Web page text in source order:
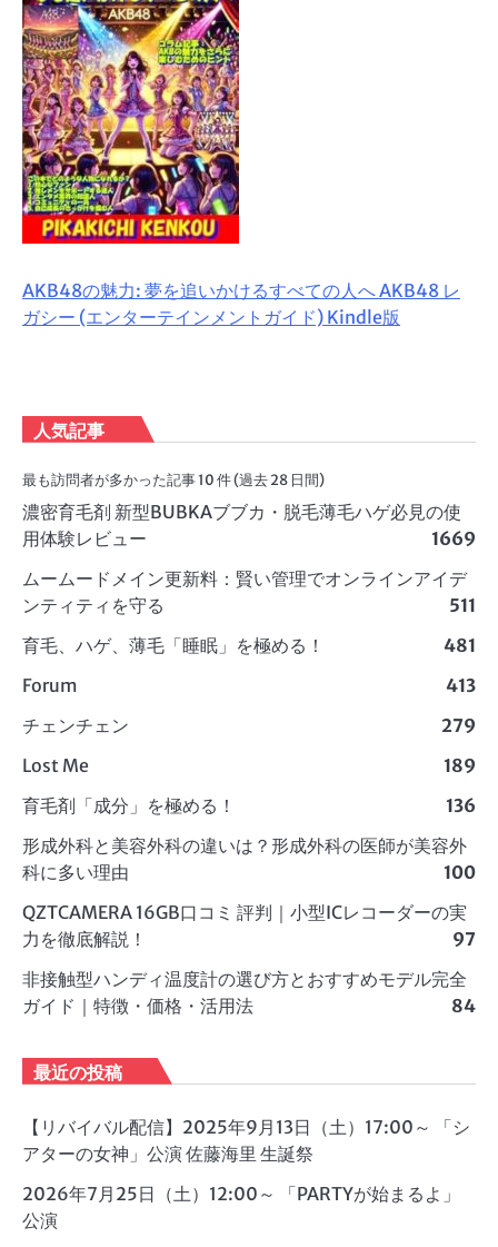
AKB48の魅力: 夢を追いかけるすべての人へ AKB48 レ
ガシー (エンターテインメントガイド) Kindle版
人気記事
最も訪問者が多かった記事 10 件 (過去 28 日間)
濃密育毛剤 新型BUBKAブブカ・脱毛薄毛ハゲ必見の使
用体験レビュー
1669
ムームードメイン更新料：賢い管理でオンラインアイデ
ンティティを守る
511
育毛、ハゲ、薄毛「睡眠」を極める！
481
Forum
413
チェンチェン
279
Lost Me
189
育毛剤「成分」を極める！
136
形成外科と美容外科の違いは？形成外科の医師が美容外
科に多い理由
100
QZTCAMERA 16GB口コミ 評判｜小型ICレコーダーの実
力を徹底解説！
97
非接触型ハンディ温度計の選び方とおすすめモデル完全
ガイド｜特徴・価格・活用法
84
最近の投稿
【リバイバル配信】2025年9月13日（土）17:00～ 「シ
アターの女神」公演 佐藤海里 生誕祭
2026年7月25日（土）12:00～ 「PARTYが始まるよ」
公演